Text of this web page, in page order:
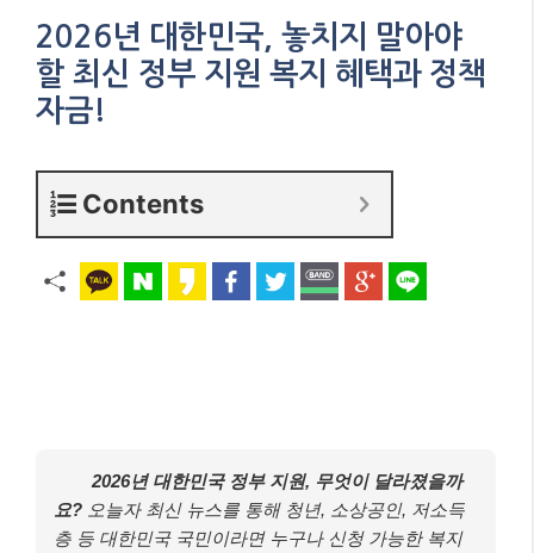
2026년 대한민국, 놓치지 말아야
할 최신 정부 지원 복지 혜택과 정책
자금!
Contents
2026년 대한민국 정부 지원, 무엇이 달라졌을까
요? 오늘자 최신 뉴스를 통해 청년, 소상공인, 저소득
층 등 대한민국 국민이라면 누구나 신청 가능한 복지